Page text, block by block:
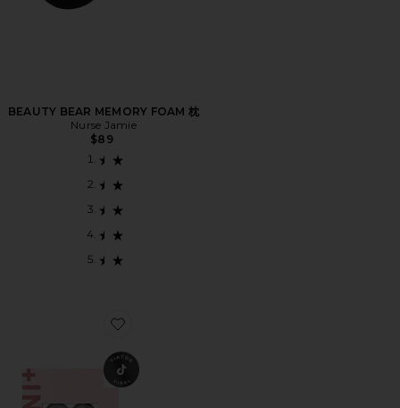
BEAUTY BEAR MEMORY FOAM 枕
Nurse Jamie
$89
Favorite MINI+ STARTER KIT ミニ＋ スターターキット